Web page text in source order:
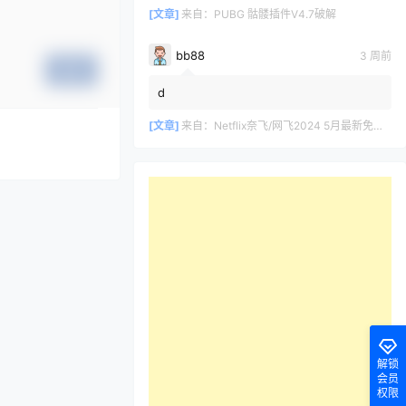
[文章] 来自： PUBG 骷髅插件V4.7破解
bb88 3 周前
d
[文章] 来自： Netflix奈飞/网飞2024 5月最新免费共享账号
解锁
会员
权限